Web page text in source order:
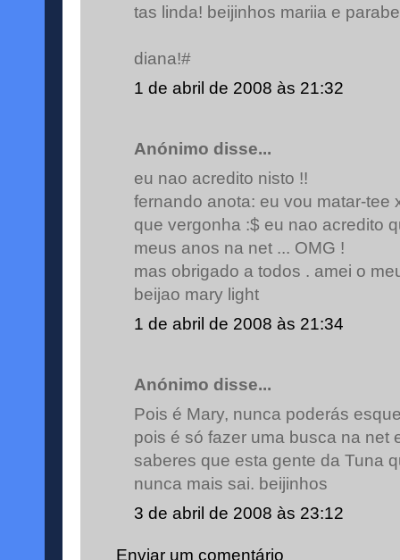
tas linda! beijinhos mariia e
diana!#
1 de abril de 2008 às 21:32
Anónimo disse...
eu nao acredito nisto !!
fernando anota: eu vou matar-tee
que vergonha :$ eu nao acredito
meus anos na net ... OMG !
mas obrigado a todos . amei o
beijao mary light
1 de abril de 2008 às 21:34
Anónimo disse...
Pois é Mary, nunca poderás
pois é só fazer uma busca na net
saberes que esta gente da Tuna
nunca mais sai. beijinhos
3 de abril de 2008 às 23:12
Enviar um comentário